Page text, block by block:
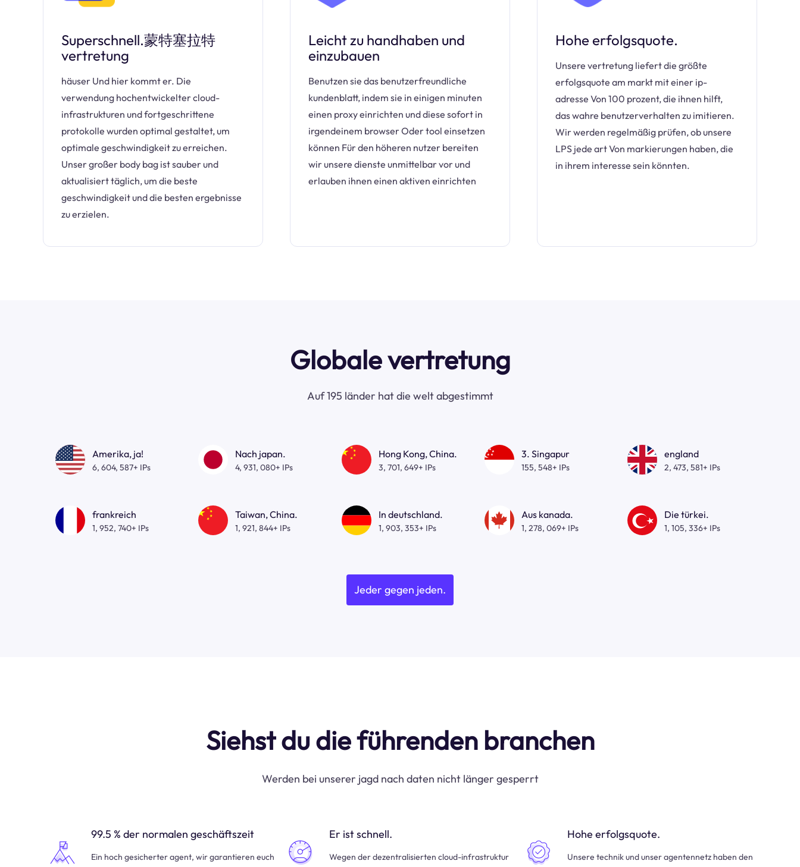
Superschnell.蒙特塞拉特
vertretung
häuser Und hier kommt er. Die
verwendung hochentwickelter cloud-
infrastrukturen und fortgeschrittene
protokolle wurden optimal gestaltet, um
optimale geschwindigkeit zu erreichen.
Unser großer body bag ist sauber und
aktualisiert täglich, um die beste
geschwindigkeit und die besten ergebnisse
zu erzielen.
Leicht zu handhaben und
einzubauen
Benutzen sie das benutzerfreundliche
kundenblatt, indem sie in einigen minuten
einen proxy einrichten und diese sofort in
irgendeinem browser Oder tool einsetzen
können Für den höheren nutzer bereiten
wir unsere dienste unmittelbar vor und
erlauben ihnen einen aktiven einrichten
Hohe erfolgsquote.
Unsere vertretung liefert die größte
erfolgsquote am markt mit einer ip-
adresse Von 100 prozent, die ihnen hilft,
das wahre benutzerverhalten zu imitieren.
Wir werden regelmäßig prüfen, ob unsere
LPS jede art Von markierungen haben, die
in ihrem interesse sein könnten.
Globale vertretung
Auf 195 länder hat die welt abgestimmt
Amerika, ja!
6, 604, 587+ IPs
Nach japan.
4, 931, 080+ IPs
Hong Kong, China.
3, 701, 649+ IPs
3. Singapur
155, 548+ IPs
england
2, 473, 581+ IPs
frankreich
1, 952, 740+ IPs
Taiwan, China.
1, 921, 844+ IPs
In deutschland.
1, 903, 353+ IPs
Aus kanada.
1, 278, 069+ IPs
Die türkei.
1, 105, 336+ IPs
Jeder gegen jeden.
Siehst du die führenden branchen
Werden bei unserer jagd nach daten nicht länger gesperrt
99.5 % der normalen geschäftszeit
Ein hoch gesicherter agent, wir garantieren euch
Er ist schnell.
Wegen der dezentralisierten cloud-infrastruktur
Hohe erfolgsquote.
Unsere technik und unser agentennetz haben den